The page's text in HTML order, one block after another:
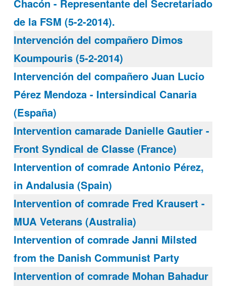
Chacón - Representante del Secretariado
de la FSM (5-2-2014).
Intervención del compañero Dimos
Koumpouris (5-2-2014)
Intervención del compañero Juan Lucio
Pérez Mendoza - Intersindical Canaria
(España)
Intervention camarade Danielle Gautier -
Front Syndical de Classe (France)
Intervention of comrade Antonio Pérez,
in Andalusia (Spain)
Intervention of comrade Fred Krausert -
MUA Veterans (Australia)
Intervention of comrade Janni Milsted
from the Danish Communist Party
Intervention of comrade Mohan Bahadur